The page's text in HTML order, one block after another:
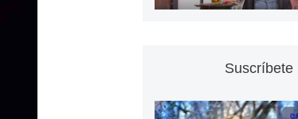
Suscríbete